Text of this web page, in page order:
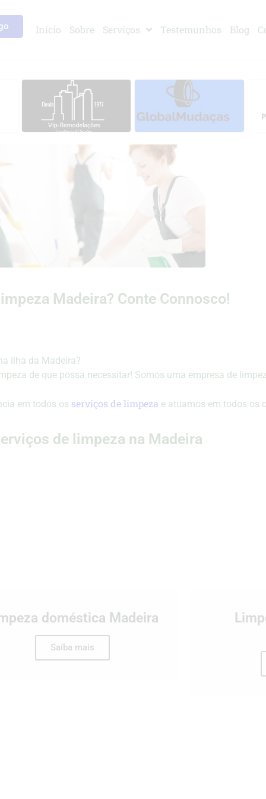
Início Sobre Serviços Testemunhos Blog
Madeira? Conte Connosco!
ilha da Madeira?
de que possa necessitar! Somos uma empresa de
em todos os serviços de limpeza e atuamos em todos os
de limpeza na Madeira
doméstica Madeira
Saiba mais